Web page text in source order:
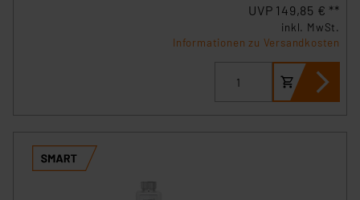
UVP 149,85 € **
inkl. MwSt.
Informationen zu Versandkosten